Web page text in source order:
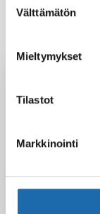
valinta
Välttämätön
Mieltymykset
Tilastot
Markkinointi
Latest Post